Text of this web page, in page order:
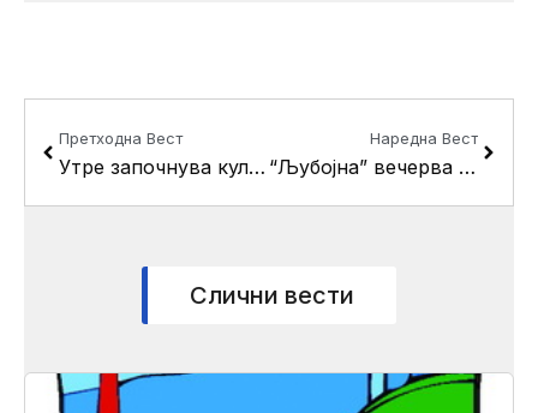
Претходна Вест
Утре започнува културното лето “Три круши 2016”
Наредна Вест
“Љубојна” вечерва го отвора “Три круши 2016” во селото Драчево
Слични вести